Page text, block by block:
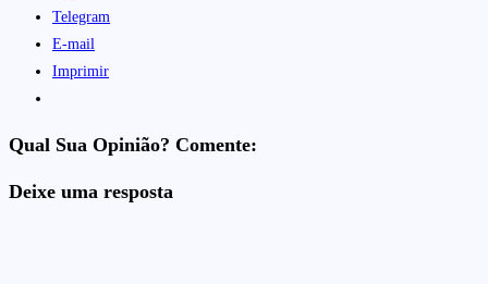
Telegram
E-mail
Imprimir
Qual Sua Opinião? Comente:
Deixe uma resposta